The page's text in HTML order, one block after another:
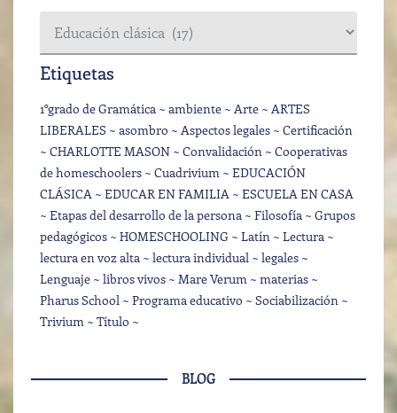
Etiquetas
1°grado de Gramática ambiente Arte
ARTES
LIBERALES
asombro Aspectos legales
Certificación
CHARLOTTE MASON
Convalidación
Cooperativas
de homeschoolers
Cuadrivium
EDUCACIÓN
CLÁSICA
EDUCAR EN FAMILIA
ESCUELA EN CASA
Etapas del desarrollo de la persona
Filosofía
Grupos
pedagógicos
HOMESCHOOLING Latín
Lectura
lectura en voz alta
lectura individual
legales
Lenguaje
libros vivos Mare Verum
materias
Pharus School
Programa educativo
Sociabilización
Trivium
Título
BLOG